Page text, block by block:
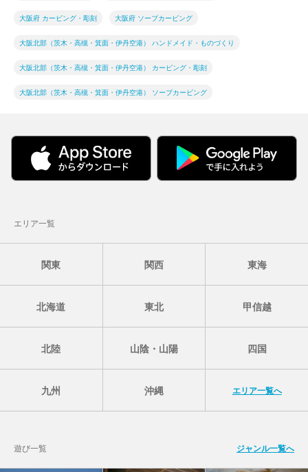
大阪府 カービング・彫刻 大阪府 ソープカービング
大阪北部（茨木・高槻・箕面・伊丹空港） ハンドメイド・ものづくり
大阪北部（茨木・高槻・箕面・伊丹空港） カービング・彫刻
大阪北部（茨木・高槻・箕面・伊丹空港） ソープカービング
エリア一覧
関東 関西 東海
北海道 東北 甲信越
北陸 山陰・山陽 四国
九州 沖縄 エリア一覧へ
遊び一覧 ジャンル一覧へ